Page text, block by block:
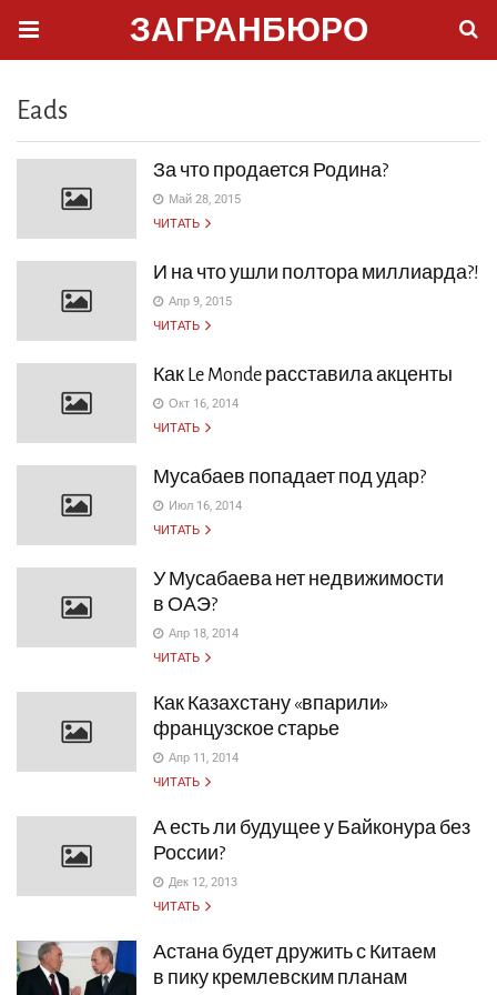
ЗАГРАНБЮРО
Eads
За что продается Родина?
Май 28, 2015
ЧИТАТЬ
И на что ушли полтора миллиарда?!
Апр 9, 2015
ЧИТАТЬ
Как Le Monde расставила акценты
Окт 16, 2014
ЧИТАТЬ
Мусабаев попадает под удар?
Июл 16, 2014
ЧИТАТЬ
У Мусабаева нет недвижимости
в ОАЭ?
Апр 18, 2014
ЧИТАТЬ
Как Казахстану «впарили»
французское старье
Апр 11, 2014
ЧИТАТЬ
А есть ли будущее у Байконура без
России?
Дек 12, 2013
ЧИТАТЬ
Астана будет дружить с Китаем
в пику кремлевским планам